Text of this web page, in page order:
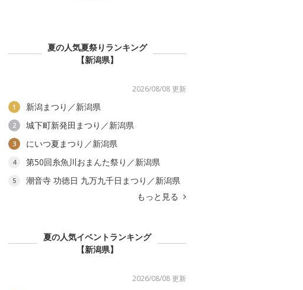
夏の人気夏祭りランキング
【新潟県】
2026/08/08 更新
1 新潟まつり／新潟県
2 城下町新発田まつり／新潟県
3 にいつ夏まつり／新潟県
4 第50回糸魚川おまんた祭り／新潟県
5
潮音寺 功徳日 九万九千日まつり／新潟県
もっと見る
夏の人気イベントランキング
【新潟県】
2026/08/08 更新